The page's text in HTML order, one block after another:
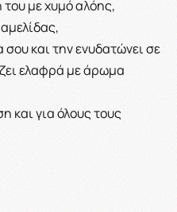
με χυμό αλόης,
και την ενυδατώνει σε
ελαφρά με άρωμα
και για όλους τους